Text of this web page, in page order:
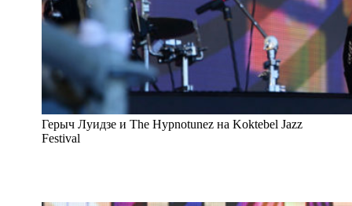
Герыч Луидзе и The Hypnotunez на Koktebel Jazz
Festival